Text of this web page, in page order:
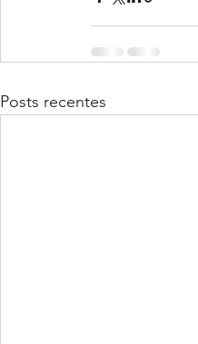
Posts recentes